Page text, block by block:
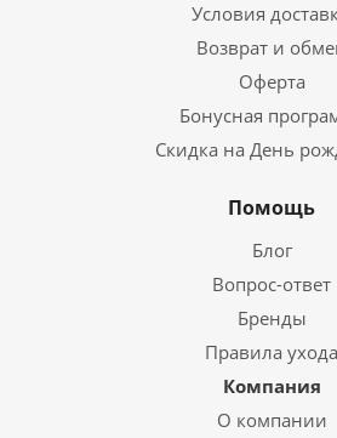
Условия
Возврат и
Оферта
Бонусная
Скидка на День
Помощь
Блог
Вопрос-ответ
Бренды
Правила ухода
Компания
О компании